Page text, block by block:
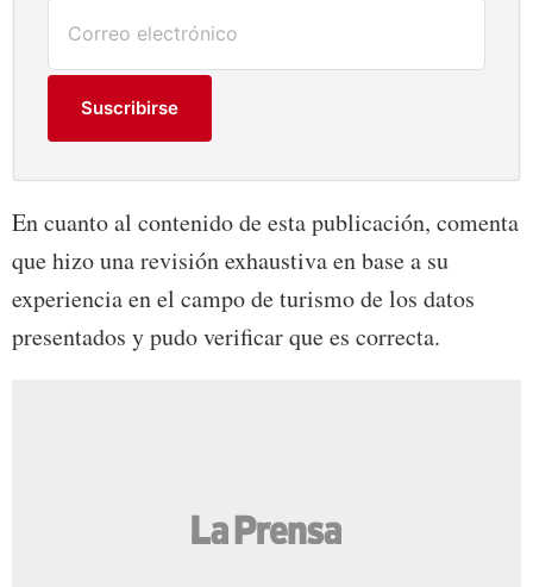
Suscribirse
En cuanto al contenido de esta publicación, comenta
que hizo una revisión exhaustiva en base a su
experiencia en el campo de turismo de los datos
presentados y pudo verificar que es correcta.